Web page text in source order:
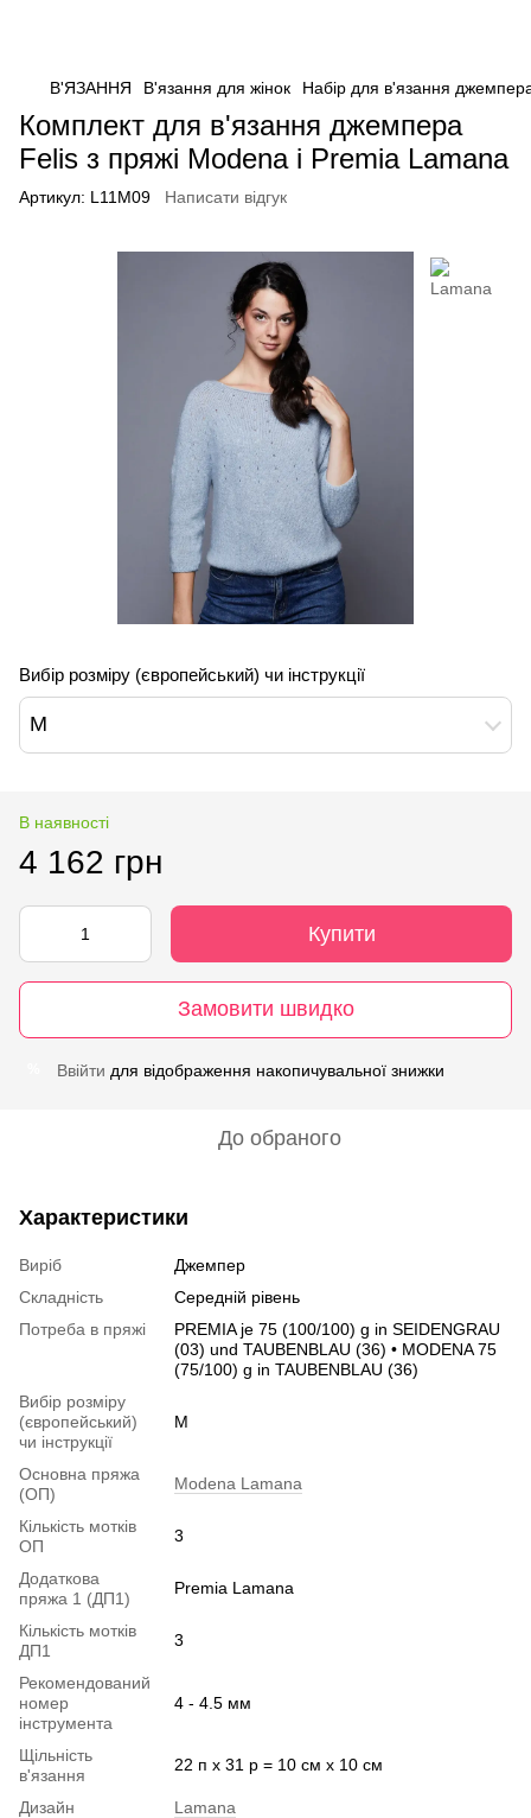
В'ЯЗАННЯ В'язання для жінок Набір для в'язання
Комплект для в'язання джемпера
Felis з пряжі Modena і Premia Lamana
Артикул: L11M09 Написати відгук
Вибір розміру (європейський) чи інструкції
M
В наявності
4 162 грн
Купити
Замовити швидко
Ввійти для відображення накопичувальної знижки
До обраного
Характеристики
Виріб
Джемпер
Складність
Середній рівень
Потреба в пряжі
PREMIA je 75 (100/100) g in SEIDENGRAU
(03) und TAUBENBLAU (36) • MODENA 75
(75/100) g in TAUBENBLAU (36)
Вибір розміру
(європейський)
чи інструкції
M
Основна пряжа
(ОП)
Modena Lamana
Кількість мотків
ОП
3
Додаткова
пряжа 1 (ДП1)
Premia Lamana
Кількість мотків
ДП1
3
Рекомендований
номер
інструмента
4 - 4.5 мм
Щільність
в'язання
22 п х 31 р = 10 см х 10 см
Дизайн
Lamana